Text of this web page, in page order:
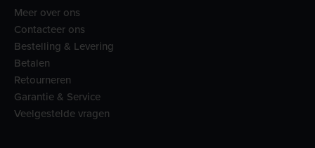
Meer over ons
Contacteer ons
Bestelling & Levering
Betalen
Retourneren
Garantie & Service
Veelgestelde vragen